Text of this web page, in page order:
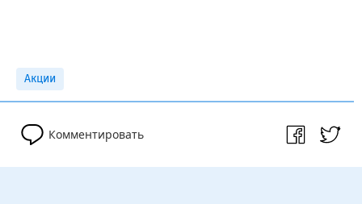
Акции
Комментировать